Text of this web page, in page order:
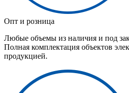
Опт и розница
Любые объемы из наличия и под
Полная комплектация объектов
продукцией.